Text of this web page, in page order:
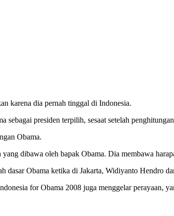
karena dia pernah tinggal di Indonesia.
presiden terpilih, sesaat setelah
Obama.
dibawa oleh bapak Obama. Dia membawa
dasar Obama ketika di Jakarta, Widiyanto Hendro
for Obama 2008 juga menggelar perayaan,